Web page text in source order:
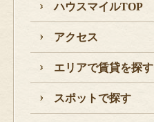
ハウスマイルTOP
アクセス
エリアで賃貸を探す
スポットで探す